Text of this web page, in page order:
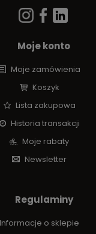
Moje konto
Moje zamówienia
Koszyk
Lista zakupowa
Historia transakcji
Moje rabaty
Newsletter
Regulaminy
Informacje o sklepie